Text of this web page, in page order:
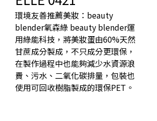
環境友善推薦美妝：beauty
blender氧森綠 beauty blender運
用綠能科技，將美妝蛋由60%天然
甘蔗成分製成，不只成分更環保，
在製作過程中也能夠減少水資源浪
費、污水、二氧化碳排量，包裝也
使用可回收樹脂製成的環保PET。